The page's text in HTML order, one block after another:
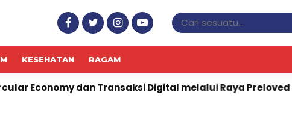
KESEHATAN RAGAM
Transaksi Digital melalui Raya Preloved Bazaar Vol.2